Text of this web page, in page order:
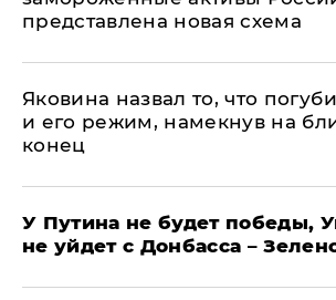
представлена новая схема
Яковина назвал то, что
и его режим, намекнув на
конец
У Путина не будет победы,
не уйдет с Донбасса –